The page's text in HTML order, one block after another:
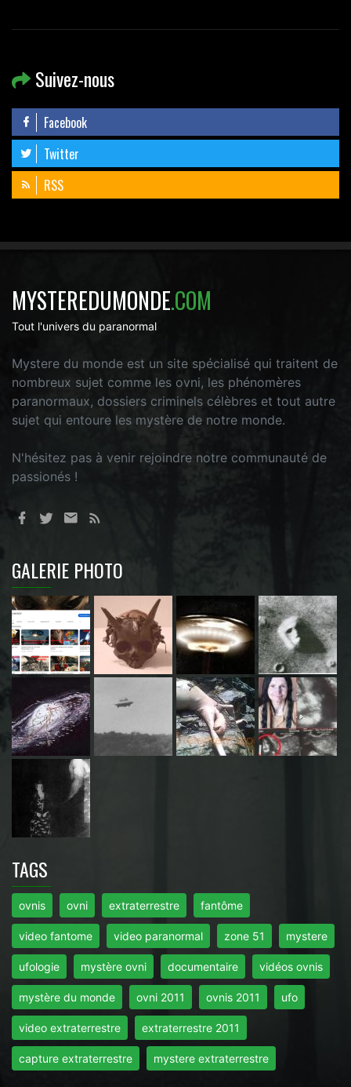
Suivez-nous
Facebook
Twitter
RSS
MYSTEREDUMONDE.COM
Tout l'univers du paranormal
Mystere du monde est un site spécialisé qui traitent de
nombreux sujet comme les ovni, les phénomères
paranormaux, dossiers criminels célèbres et tout autre
sujet qui entoure les mystère de notre monde.
N'hésitez pas à venir rejoindre notre communauté de
passionés !
GALERIE PHOTO
TAGS
ovnis ovni extraterrestre fantôme
video fantome video paranormal zone 51 mystere
ufologie mystère ovni documentaire vidéos ovnis
mystère du monde ovni 2011 ovnis 2011 ufo
video extraterrestre extraterrestre 2011
capture extraterrestre mystere extraterrestre